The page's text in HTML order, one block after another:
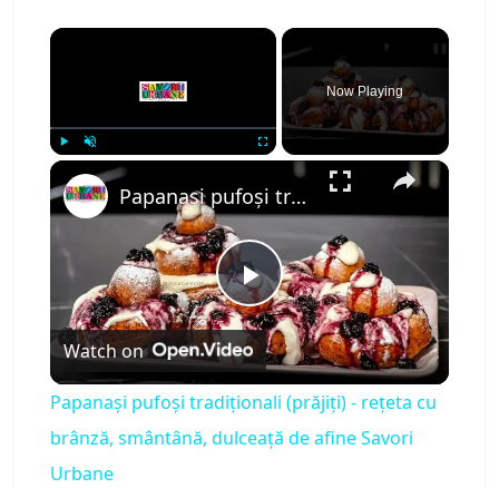
×
Unmute Fullscreen
Now Playing
×
P
l
a
Papanași pufoși tradiționali (prăjiți) - rețeta cu brânză, smântână, dulceață de afine Savori Urbane
Watch on
Papanași pufoși tradiționali (prăjiți) - rețeta cu
brânză, smântână, dulceață de afine Savori
Urbane